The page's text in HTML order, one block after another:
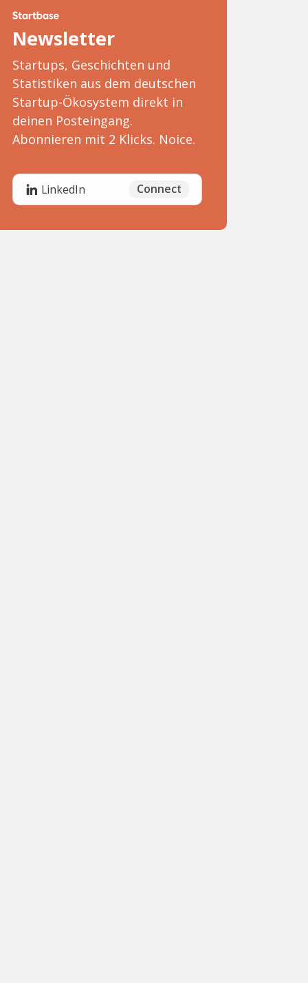
Newsletter
Startups, Geschichten und
Statistiken aus dem deutschen
Startup-Ökosystem direkt in
deinen Posteingang.
Abonnieren mit 2 Klicks. Noice.
LinkedIn Connect